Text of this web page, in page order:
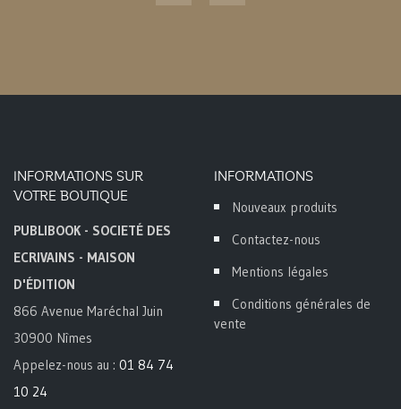
INFORMATIONS SUR
VOTRE BOUTIQUE
PUBLIBOOK - SOCIETÉ DES
ECRIVAINS - MAISON
D'ÉDITION
866 Avenue Maréchal Juin
30900 Nîmes
Appelez-nous au : 01 84 74
10 24
INFORMATIONS
Nouveaux produits
Contactez-nous
Mentions légales
Conditions générales de
vente